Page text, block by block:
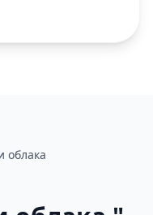
облака